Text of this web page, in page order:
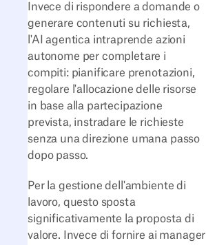
Invece di rispondere a domande o
generare contenuti su richiesta,
l'AI agentica intraprende azioni
autonome per completare i
compiti: pianificare prenotazioni,
regolare l'allocazione delle risorse
in base alla partecipazione
prevista, instradare le richieste
senza una direzione umana passo
dopo passo.
Per la gestione dell'ambiente di
lavoro, questo sposta
significativamente la proposta di
valore. Invece di fornire ai manager